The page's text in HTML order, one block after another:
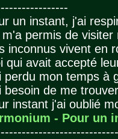
un instant, j'ai
m'a permis de visiter
inconnus vivent en
qui avait accepté
perdu mon temps à
besoin de me
instant j'ai oublié
- Pour un